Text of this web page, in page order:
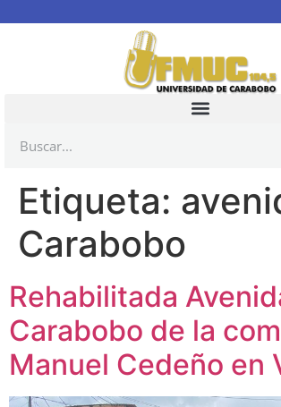
Etiqueta:
Carabobo
Rehabilitada
Carabobo de la
Manuel Cedeño en